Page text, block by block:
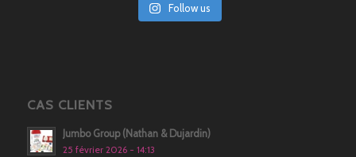
Follow us
CAS CLIENTS
Jumbo Group (Nathan & Dujardin)
25 février 2026 - 14:13